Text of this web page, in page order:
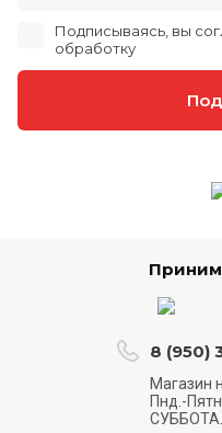
Подписываясь, вы
обработку
8 (950)
Магазин
Пнд.-